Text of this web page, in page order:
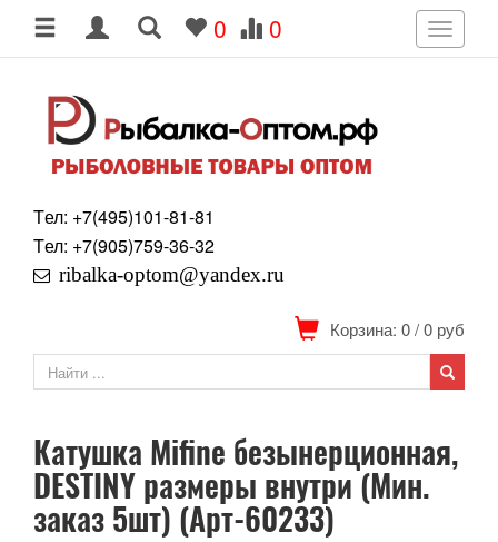
0 0
Toggle
Tел: +7(495)101-81-81
Tел: +7(905)759-36-32
ribalka-optom@yandex.ru
Корзина: 0/0 руб
Катушка Mifine безынерционная,
DESTINY размеры внутри (Мин.
заказ 5шт) (Арт-60233)